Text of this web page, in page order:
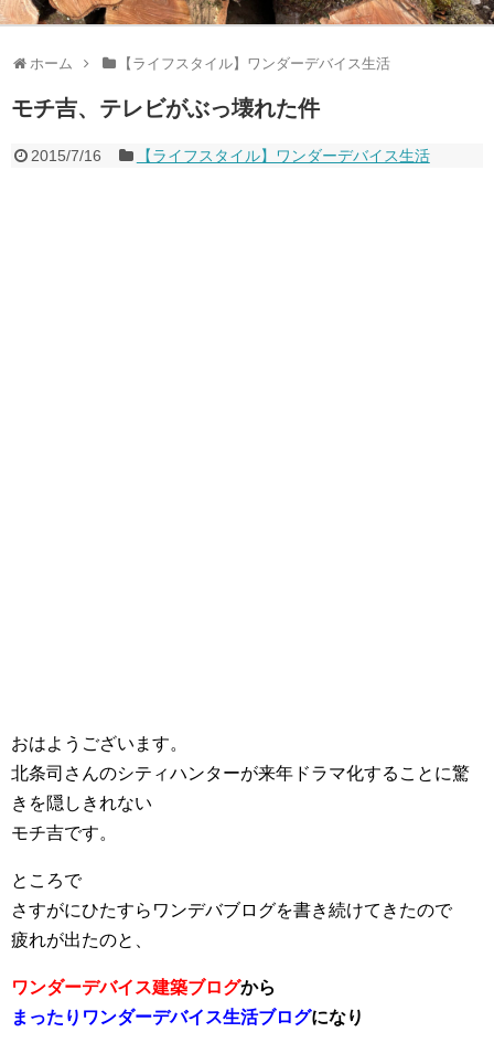
ホーム 【ライフスタイル】ワンダーデバイス生活
モチ吉、テレビがぶっ壊れた件
2015/7/16 【ライフスタイル】ワンダーデバイス生活
おはようございます。
北条司さんのシティハンターが来年ドラマ化することに驚
きを隠しきれない
モチ吉です。
ところで
さすがにひたすらワンデバブログを書き続けてきたので
疲れが出たのと、
ワンダーデバイス建築ブログから
まったりワンダーデバイス生活ブログになり